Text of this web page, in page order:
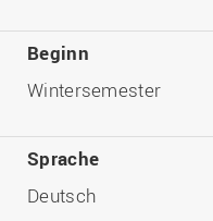
Beginn
Wintersemester
Sprache
Deutsch